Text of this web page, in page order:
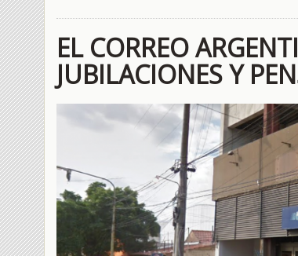
EL CORREO
JUBILACIONES Y